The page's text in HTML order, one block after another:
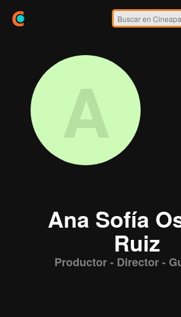
A
Ana Sofía
Ruiz
Productor - Director -